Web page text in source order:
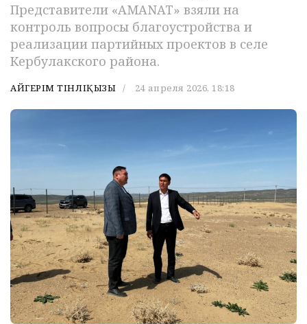
Представители «AMANAT» взяли на
контроль вопросы благоустройства и
реализации партийных проектов в селе
Кербулакского района.
АЙГЕРІМ ТІНӘЛІҚЫЗЫ 24 апреля 2026, 18:18